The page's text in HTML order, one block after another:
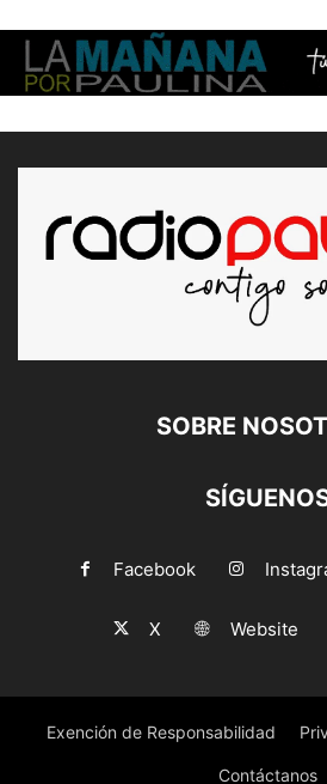
SOBRE
Facebook
X Website
Exención de Responsabilidad
Contáctanos